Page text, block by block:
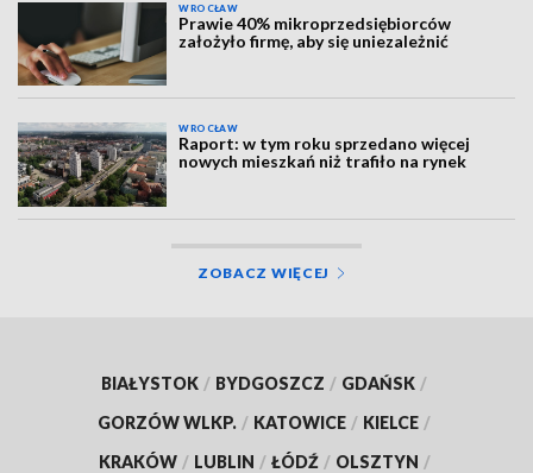
WROCŁAW
Prawie 40% mikroprzedsiębiorców
założyło firmę, aby się uniezależnić
WROCŁAW
Raport: w tym roku sprzedano więcej
nowych mieszkań niż trafiło na rynek
ZOBACZ WIĘCEJ
BIAŁYSTOK / BYDGOSZCZ / GDAŃSK /
GORZÓW WLKP. / KATOWICE / KIELCE /
KRAKÓW / LUBLIN / ŁÓDŹ / OLSZTYN /